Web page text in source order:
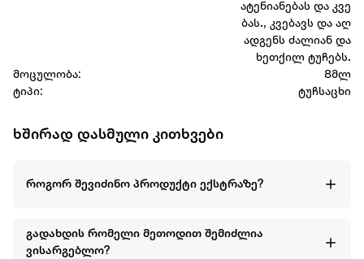
ატენიანებას და კვე
ბას., კვებავს და აღ
ადგენს ძალიან და
ხეთქილ ტუჩებს.
მოცულობა:
8მლ
ტიპი:
ტუჩსაცხი
ხშირად დასმული კითხვები
როგორ შევიძინო პროდუქტი ექსტრაზე?
გადახდის რომელი მეთოდით შემიძლია
ვისარგებლო?